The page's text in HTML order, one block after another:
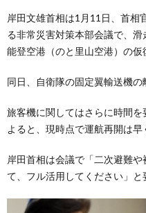
岸田文雄首相は1月11日、首相
る非常災害対策本部会議で、
能登空港（のと里山空港）の仮
同日、自衛隊の固定翼輸送機の
旅客機に関してはさらに時間
よると、現時点で運航再開は早
岸田首相は会議で「二次避難
て、フル活用してください」と